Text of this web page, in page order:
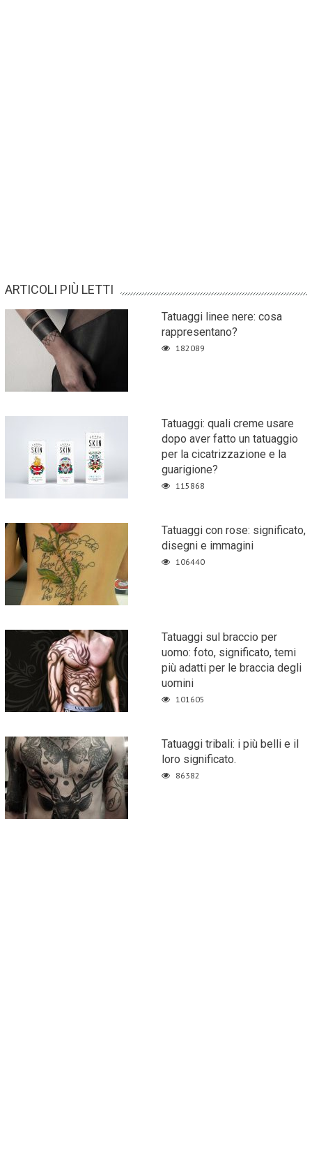
ARTICOLI PIÙ LETTI
Tatuaggi linee nere: cosa
rappresentano?
182089
Tatuaggi: quali creme usare
dopo aver fatto un tatuaggio
per la cicatrizzazione e la
guarigione?
115868
Tatuaggi con rose: significato,
disegni e immagini
106440
Tatuaggi sul braccio per
uomo: foto, significato, temi
più adatti per le braccia degli
uomini
101605
Tatuaggi tribali: i più belli e il
loro significato.
86382